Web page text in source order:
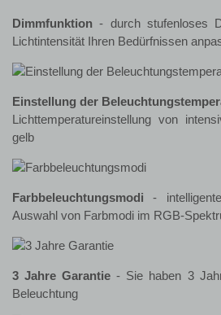
Dimmfunktion - durch stufenloses
Lichtintensität Ihren Bedürfnissen
Einstellung der
Lichttemperatureinstellung von
gelb
Farbbeleuchtungsmodi -
Auswahl von Farbmodi im RGB-
3 Jahre Garantie - Sie haben 3
Beleuchtung